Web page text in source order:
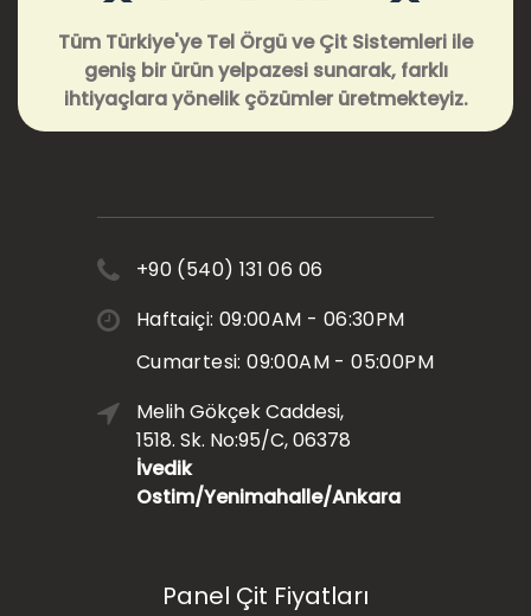
Tüm Türkiye'ye Tel Örgü ve Çit Sistemleri ile
geniş bir ürün yelpazesi sunarak, farklı
ihtiyaçlara yönelik çözümler üretmekteyiz.
+90 (540) 131 06 06
Haftaiçi: 09:00AM - 06:30PM
Cumartesi: 09:00AM - 05:00PM
Melih Gökçek Caddesi,
1518. Sk. No:95/C, 06378
İvedik
Ostim/Yenimahalle/Ankara
Panel Çit Fiyatları